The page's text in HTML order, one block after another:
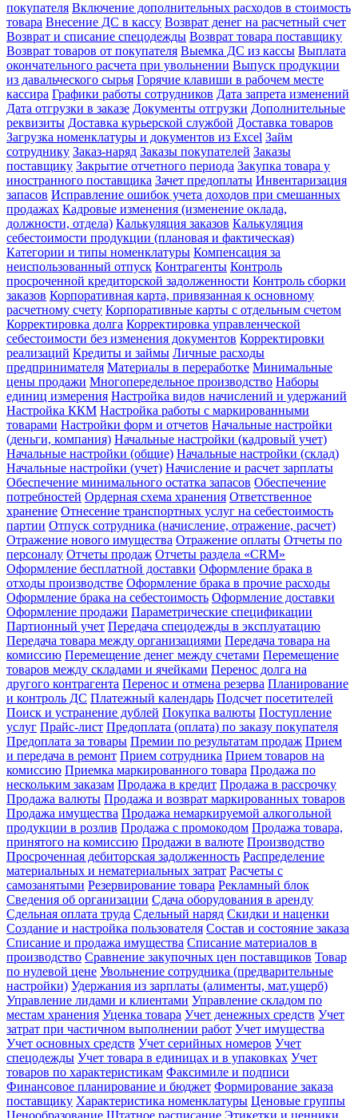
покупателя Включение дополнительных расходов в стоимость
товара Внесение ДС в кассу Возврат денег на расчетный счет
Возврат и списание спецодежды Возврат товара поставщику
Возврат товаров от покупателя Выемка ДС из кассы Выплата
окончательного расчета при увольнении Выпуск продукции
из давальческого сырья Горячие клавиши в рабочем месте
кассира Графики работы сотрудников Дата запрета изменений
Дата отгрузки в заказе Документы отгрузки Дополнительные
реквизиты Доставка курьерской службой Доставка товаров
Загрузка номенклатуры и документов из Excel Займ
сотруднику Заказ-наряд Заказы покупателей Заказы
поставщику Закрытие отчетного периода Закупка товара у
иностранного поставщика Зачет предоплаты Инвентаризация
запасов Исправление ошибок учета доходов при смешанных
продажах Кадровые изменения (изменение оклада,
должности, отдела) Калькуляция заказов Калькуляция
себестоимости продукции (плановая и фактическая)
Категории и типы номенклатуры Компенсация за
неиспользованный отпуск Контрагенты Контроль
просроченной кредиторской задолженности Контроль сборки
заказов Корпоративная карта, привязанная к основному
расчетному счету Корпоративные карты с отдельным счетом
Корректировка долга Корректировка управленческой
себестоимости без изменения документов Корректировки
реализаций Кредиты и займы Личные расходы
предпринимателя Материалы в переработке Минимальные
цены продажи Многопередельное производство Наборы
единиц измерения Настройка видов начислений и удержаний
Настройка ККМ Настройка работы с маркированными
товарами Настройки форм и отчетов Начальные настройки
(деньги, компания) Начальные настройки (кадровый учет)
Начальные настройки (общие) Начальные настройки (склад)
Начальные настройки (учет) Начисление и расчет зарплаты
Обеспечение минимального остатка запасов Обеспечение
потребностей Ордерная схема хранения Ответственное
хранение Отнесение транспортных услуг на себестоимость
партии Отпуск сотрудника (начисление, отражение, расчет)
Отражение нового имущества Отражение оплаты Отчеты по
персоналу Отчеты продаж Отчеты раздела «CRM»
Оформление бесплатной доставки Оформление брака в
отходы производстве Оформление брака в прочие расходы
Оформление брака на себестоимость Оформление доставки
Оформление продажи Параметрические спецификации
Партионный учет Передача спецодежды в эксплуатацию
Передача товара между организациями Передача товара на
комиссию Перемещение денег между счетами Перемещение
товаров между складами и ячейками Перенос долга на
другого контрагента Перенос и отмена резерва Планирование
и контроль ДС Платежный календарь Подсчет посетителей
Поиск и устранение дублей Покупка валюты Поступление
услуг Прайс-лист Предоплата (оплата) по заказу покупателя
Предоплата за товары Премии по результатам продаж Прием
и передача в ремонт Прием сотрудника Прием товаров на
комиссию Приемка маркированного товара Продажа по
нескольким заказам Продажа в кредит Продажа в рассрочку
Продажа валюты Продажа и возврат маркированных товаров
Продажа имущества Продажа немаркируемой алкогольной
продукции в розлив Продажа с промокодом Продажа товара,
принятого на комиссию Продажи в валюте Производство
Просроченная дебиторская задолженность Распределение
материальных и нематериальных затрат Расчеты с
самозанятыми Резервирование товара Рекламный блок
Сведения об организации Сдача оборудования в аренду
Сдельная оплата труда Сдельный наряд Скидки и наценки
Создание и настройка пользователя Состав и состояние заказа
Списание и продажа имущества Списание материалов в
производство Сравнение закупочных цен поставщиков Товар
по нулевой цене Увольнение сотрудника (предварительные
настройки) Удержания из зарплаты (алименты, мат.ущерб)
Управление лидами и клиентами Управление складом по
местам хранения Уценка товара Учет денежных средств Учет
затрат при частичном выполнении работ Учет имущества
Учет основных средств Учет серийных номеров Учет
спецодежды Учет товара в единицах и в упаковках Учет
товаров по характеристикам Факсимиле и подписи
Финансовое планирование и бюджет Формирование заказа
поставщику Характеристика номенклатуры Ценовые группы
Ценообразование Штатное расписание Этикетки и ценники